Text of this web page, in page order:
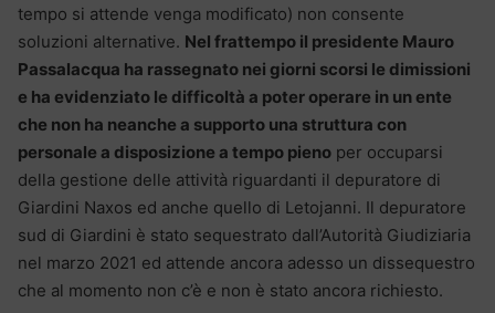
tempo si attende venga modificato) non consente
soluzioni alternative. Nel frattempo il presidente Mauro
Passalacqua ha rassegnato nei giorni scorsi le dimissioni
e ha evidenziato le difficoltà a poter operare in un ente
che non ha neanche a supporto una struttura con
personale a disposizione a tempo pieno per occuparsi
della gestione delle attività riguardanti il depuratore di
Giardini Naxos ed anche quello di Letojanni. Il depuratore
sud di Giardini è stato sequestrato dall’Autorità Giudiziaria
nel marzo 2021 ed attende ancora adesso un dissequestro
che al momento non c’è e non è stato ancora richiesto.